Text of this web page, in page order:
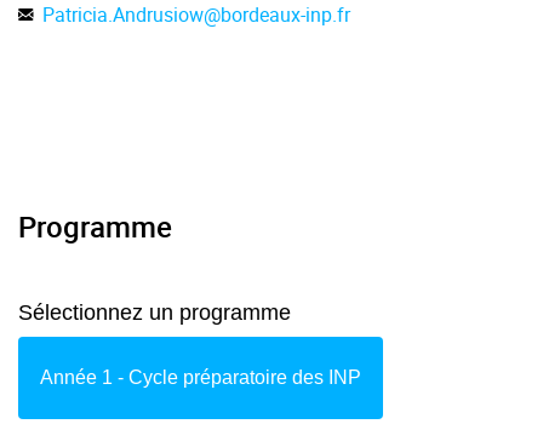
Patricia.Andrusiow@bordeaux-inp.fr
Programme
Sélectionnez un programme
Année 1 - Cycle préparatoire des INP